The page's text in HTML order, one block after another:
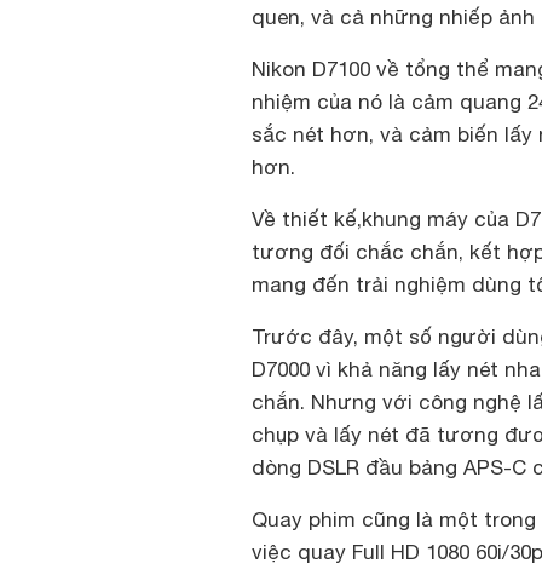
quen, và cả những nhiếp
Nikon D7100 về tổng thể
nhiệm của nó là cảm quang
sắc nét hơn, và cảm biến
hơn.
Về thiết kế,khung máy của
tương đối chắc chắn, kết
mang đến trải nghiệm dùng
Trước đây, một số người
D7000 vì khả năng lấy nét
chắn. Nhưng với công nghệ
chụp và lấy nét đã tương
dòng DSLR đầu bảng APS-
Quay phim cũng là một
việc quay Full HD 1080 60i/